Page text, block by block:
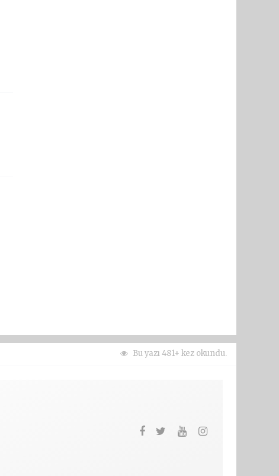
Bu yazı 481+ kez okundu.